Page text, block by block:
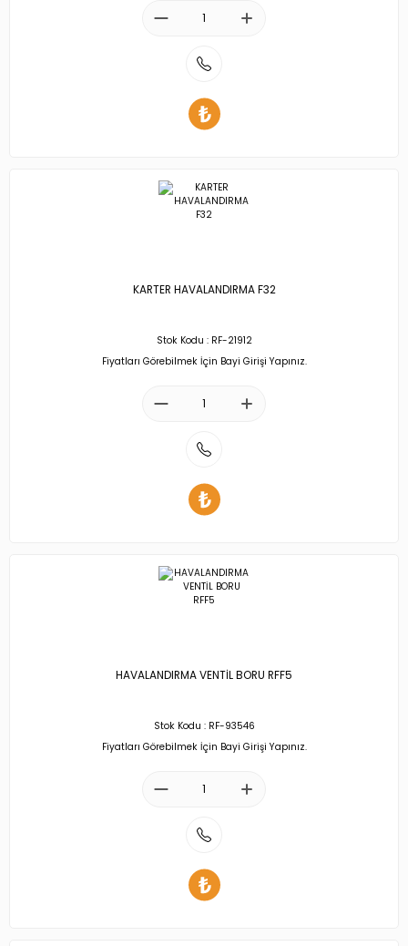
KARTER HAVALANDIRMA F32
Stok Kodu : RF-21912
Fiyatları Görebilmek İçin Bayi Girişi Yapınız.
HAVALANDIRMA VENTİL BORU RFF5
Stok Kodu : RF-93546
Fiyatları Görebilmek İçin Bayi Girişi Yapınız.